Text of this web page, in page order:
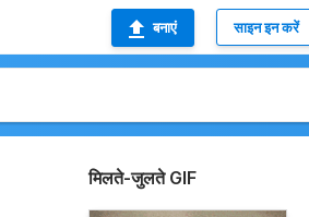
बनाएं साइन इन करें
मिलते-जुलते GIF